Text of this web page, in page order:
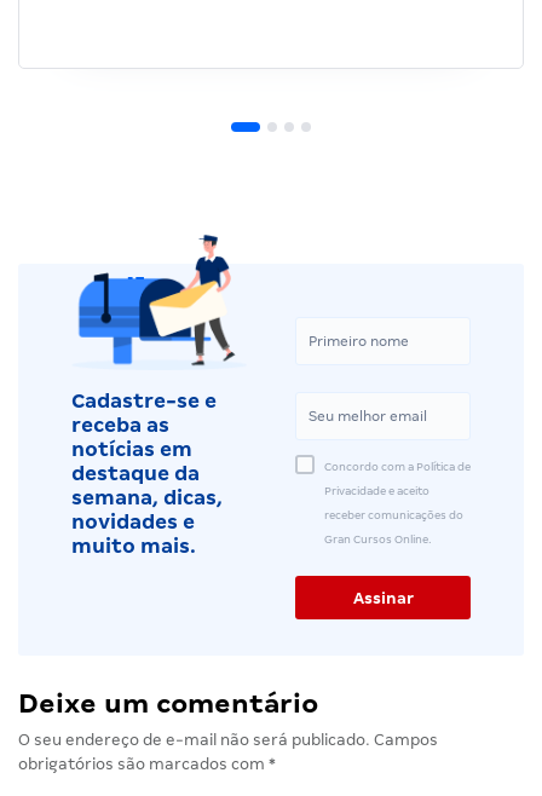
Cadastre-se e
receba as
notícias em
destaque da
semana, dicas,
novidades e
muito mais.
Concordo com a Política de
Privacidade e aceito
receber comunicações do
Gran Cursos Online.
Deixe um comentário
O seu endereço de e-mail não será publicado. Campos
obrigatórios são marcados com *